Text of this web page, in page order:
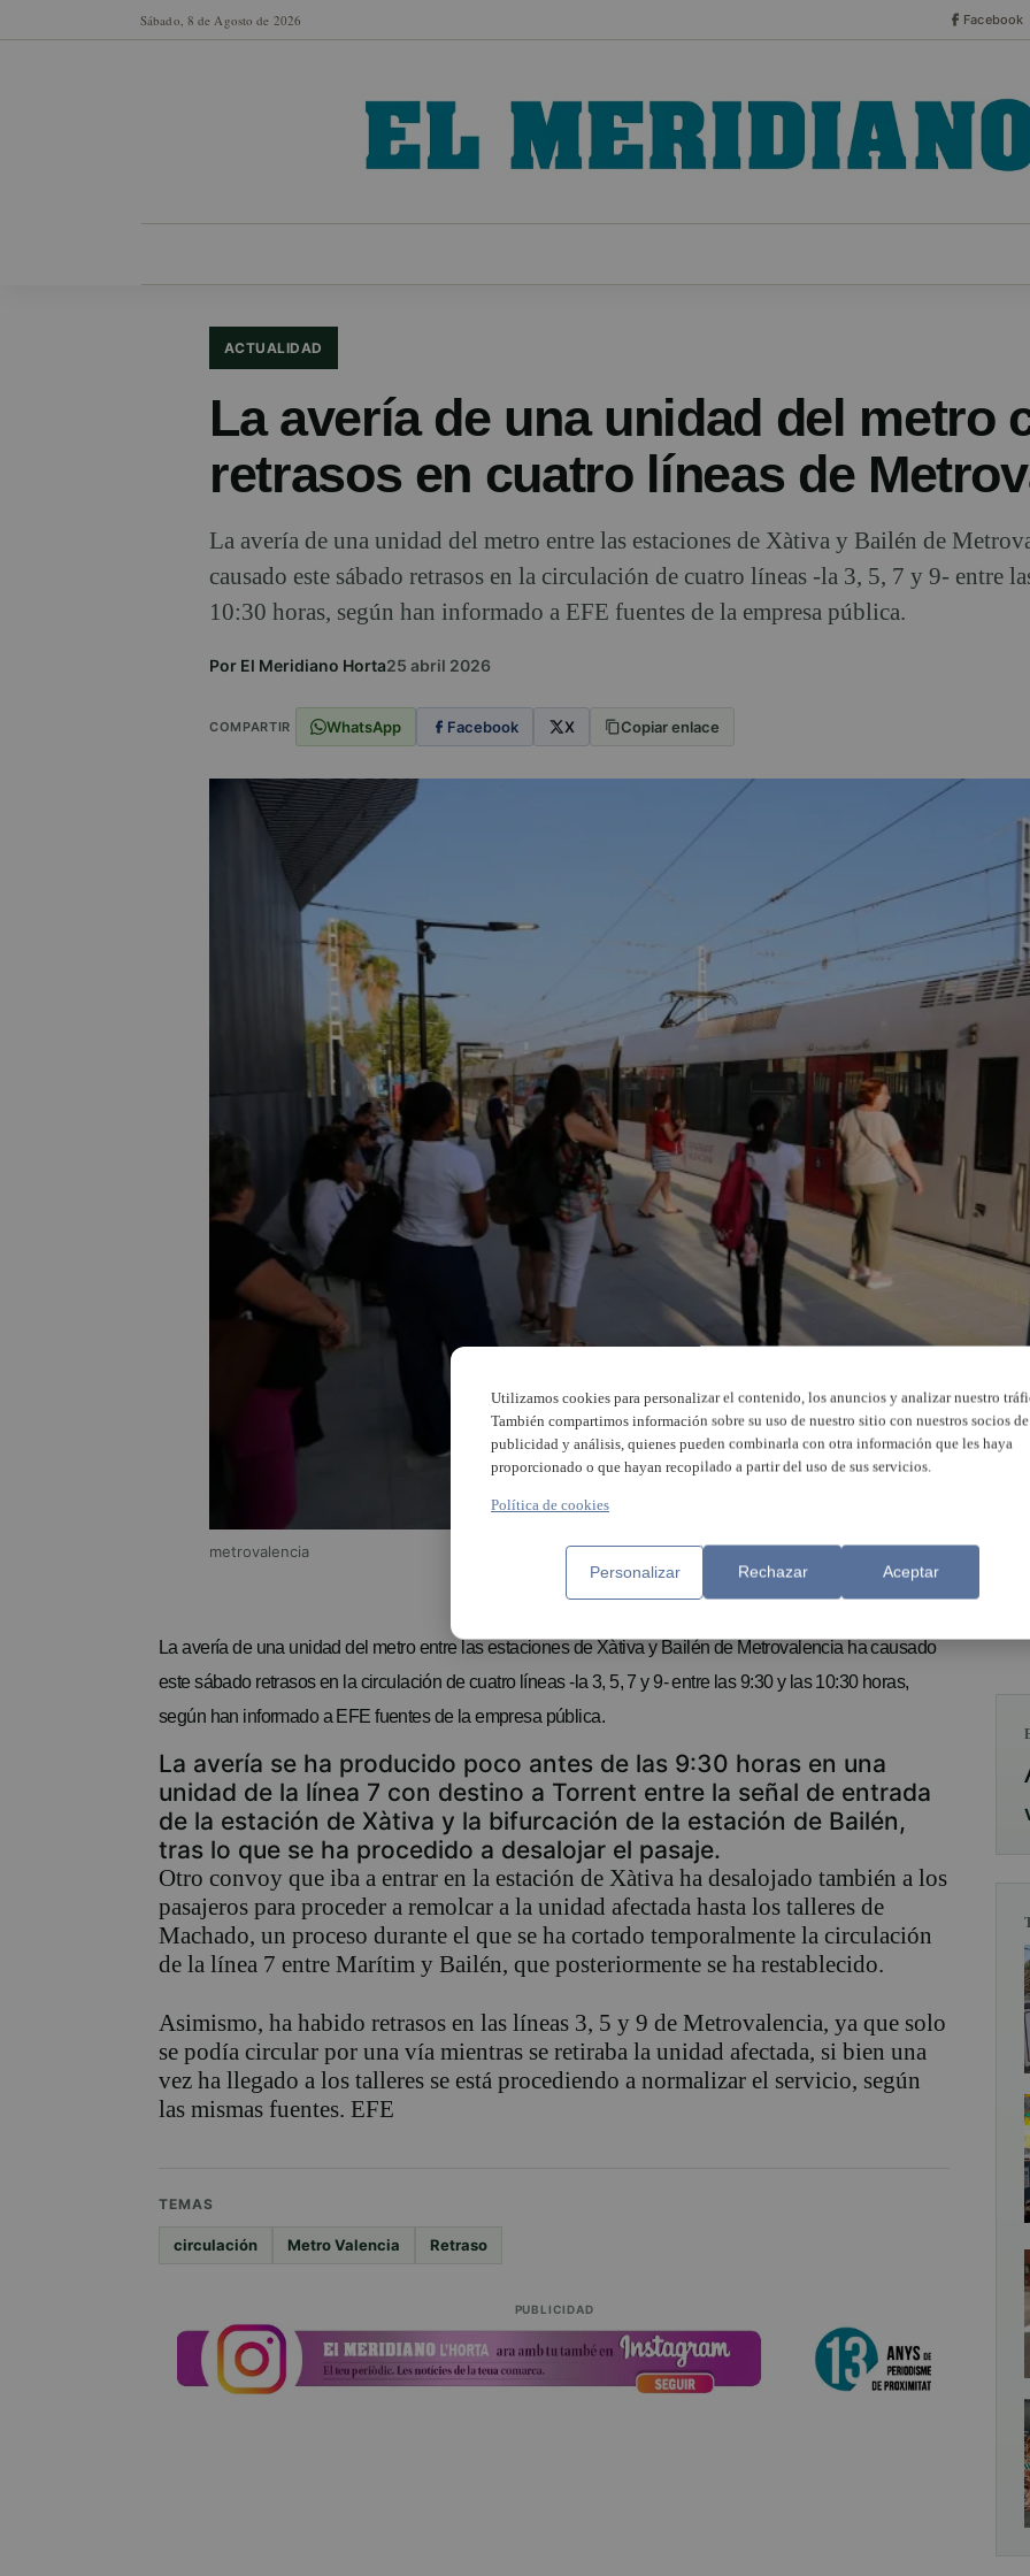
Sábado, 8 de Agosto de 2026 Facebook
ACTUALIDAD
La avería de una unidad del metro
retrasos en cuatro líneas de
La avería de una unidad del metro entre las estaciones de Xàtiva y Bailén de
causado este sábado retrasos en la circulación de cuatro líneas -la 3, 5, 7 y 9- entre
10:30 horas, según han informado a EFE fuentes de la empresa pública.
Por El Meridiano Horta25 abril 2026
COMPARTIR WhatsApp Facebook X Copiar enlace
metrovalencia
La avería de una unidad del metro entre las estaciones de Xàtiva y Bailén de Metrovalencia ha causado
este sábado retrasos en la circulación de cuatro líneas -la 3, 5, 7 y 9- entre las 9:30 y las 10:30 horas,
según han informado a EFE fuentes de la empresa pública.
La avería se ha producido poco antes de las 9:30 horas en una
unidad de la línea 7 con destino a Torrent entre la señal de entrada
de la estación de Xàtiva y la bifurcación de la estación de Bailén,
tras lo que se ha procedido a desalojar el pasaje.
Otro convoy que iba a entrar en la estación de Xàtiva ha desalojado también a los
pasajeros para proceder a remolcar a la unidad afectada hasta los talleres de
Machado, un proceso durante el que se ha cortado temporalmente la circulación
de la línea 7 entre Marítim y Bailén, que posteriormente se ha restablecido.
Asimismo, ha habido retrasos en las líneas 3, 5 y 9 de Metrovalencia, ya que solo
se podía circular por una vía mientras se retiraba la unidad afectada, si bien una
vez ha llegado a los talleres se está procediendo a normalizar el servicio, según
las mismas fuentes. EFE
TEMAS
circulación Metro Valencia Retraso
PUBLICIDAD
Utilizamos cookies para personalizar el contenido, los anuncios y analizar nuestro
También compartimos información sobre su uso de nuestro sitio con nuestros socios de
publicidad y análisis, quienes pueden combinarla con otra información que les haya
proporcionado o que hayan recopilado a partir del uso de sus servicios.
Política de cookies
Personalizar Rechazar Aceptar